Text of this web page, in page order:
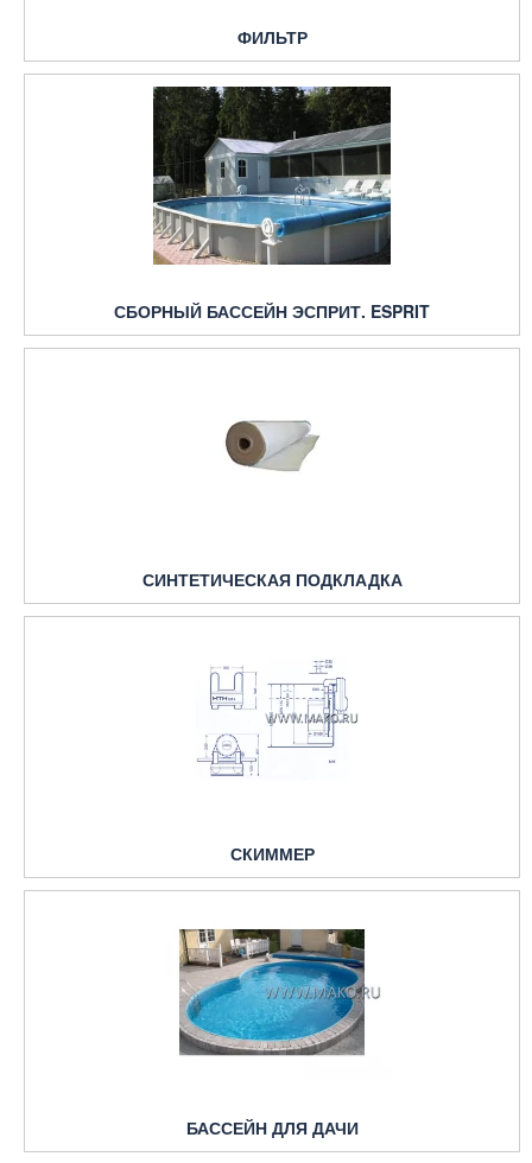
ФИЛЬТР
СБОРНЫЙ БАССЕЙН ЭСПРИТ. ESPRIT
СИНТЕТИЧЕСКАЯ ПОДКЛАДКА
СКИММЕР
БАССЕЙН ДЛЯ ДАЧИ